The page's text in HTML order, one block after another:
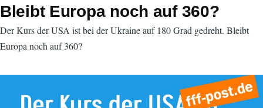
Bleibt Europa noch auf 360?
Der Kurs der USA ist bei der Ukraine auf 180 Grad gedreht. Bleibt
Europa noch auf 360?